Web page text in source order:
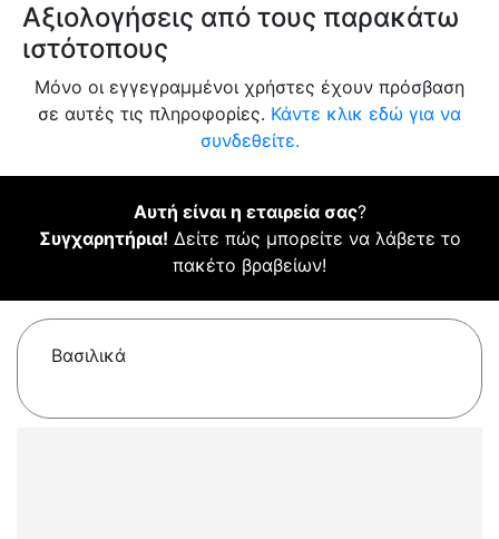
Αξιολογήσεις από τους παρακάτω
ιστότοπους
Μόνο οι εγγεγραμμένοι χρήστες έχουν πρόσβαση
σε αυτές τις πληροφορίες. Κάντε κλικ εδώ για να
συνδεθείτε.
Αυτή είναι η εταιρεία σας?
Συγχαρητήρια! Δείτε πώς μπορείτε να λάβετε το
πακέτο βραβείων!
Βασιλικά